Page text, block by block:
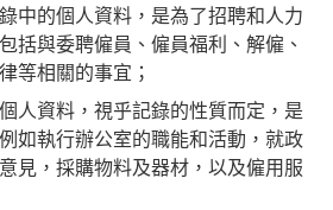
中的個人資料，是為了招聘和人力
括與委聘僱員、僱員福利、解僱、
等相關的事宜；
人資料，視乎記錄的性質而定，是
如執行辦公室的職能和活動，就政
見，採購物料及器材，以及僱用服